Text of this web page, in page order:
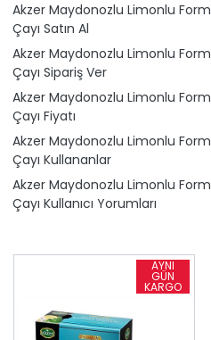
Akzer Maydonozlu Limonlu Form
Çayı Satın Al
Akzer Maydonozlu Limonlu Form
Çayı Sipariş Ver
Akzer Maydonozlu Limonlu Form
Çayı Fiyatı
Akzer Maydonozlu Limonlu Form
Çayı Kullananlar
Akzer Maydonozlu Limonlu Form
Çayı Kullanıcı Yorumları